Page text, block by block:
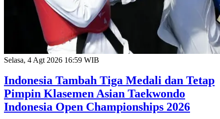
Selasa, 4 Agt 2026 16:59 WIB
Indonesia Tambah Tiga Medali dan Tetap
Pimpin Klasemen Asian Taekwondo
Indonesia Open Championships 2026